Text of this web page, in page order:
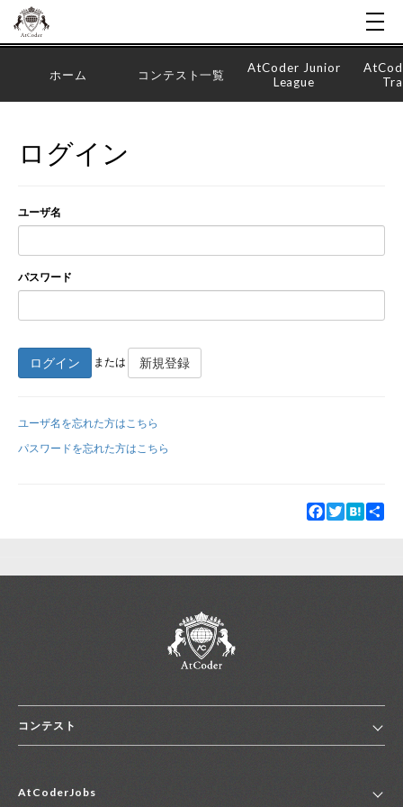
新規登録
ホーム コンテスト一覧
AtCoder Junior
League
ログイン
ユーザ名
パスワード
ログイン または 新規登録
ユーザ名を忘れた方はこちら
パスワードを忘れた方はこちら
Facebook
TwitterHatena
コンテスト
コンテスト一覧
AtCoderJobs